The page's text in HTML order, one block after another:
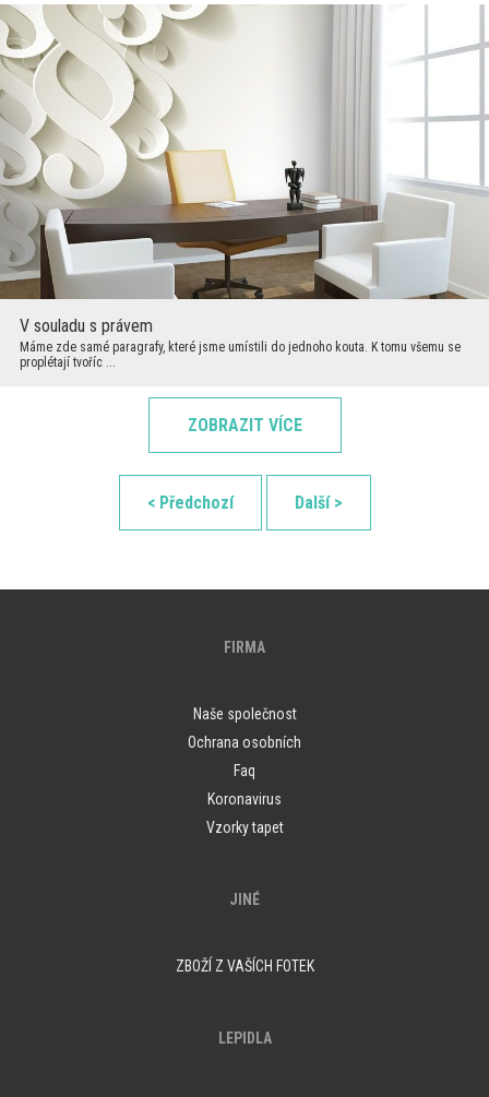
V souladu s právem
Máme zde samé paragrafy, které jsme umístili do jednoho kouta. K tomu všemu se
proplétají tvoříc ...
ZOBRAZIT VÍCE
< Předchozí Další >
FIRMA
Naše společnost
Ochrana osobních
Faq
Koronavirus
Vzorky tapet
JINÉ
ZBOŽÍ Z VAŠÍCH FOTEK
LEPIDLA